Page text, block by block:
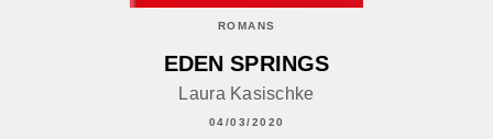
ROMANS
EDEN SPRINGS
Laura Kasischke
04/03/2020